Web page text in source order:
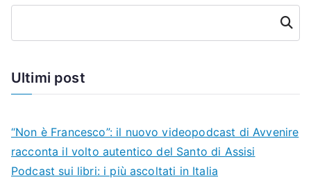
Cerca
Ultimi post
“Non è Francesco”: il nuovo videopodcast di Avvenire
racconta il volto autentico del Santo di Assisi
Podcast sui libri: i più ascoltati in Italia